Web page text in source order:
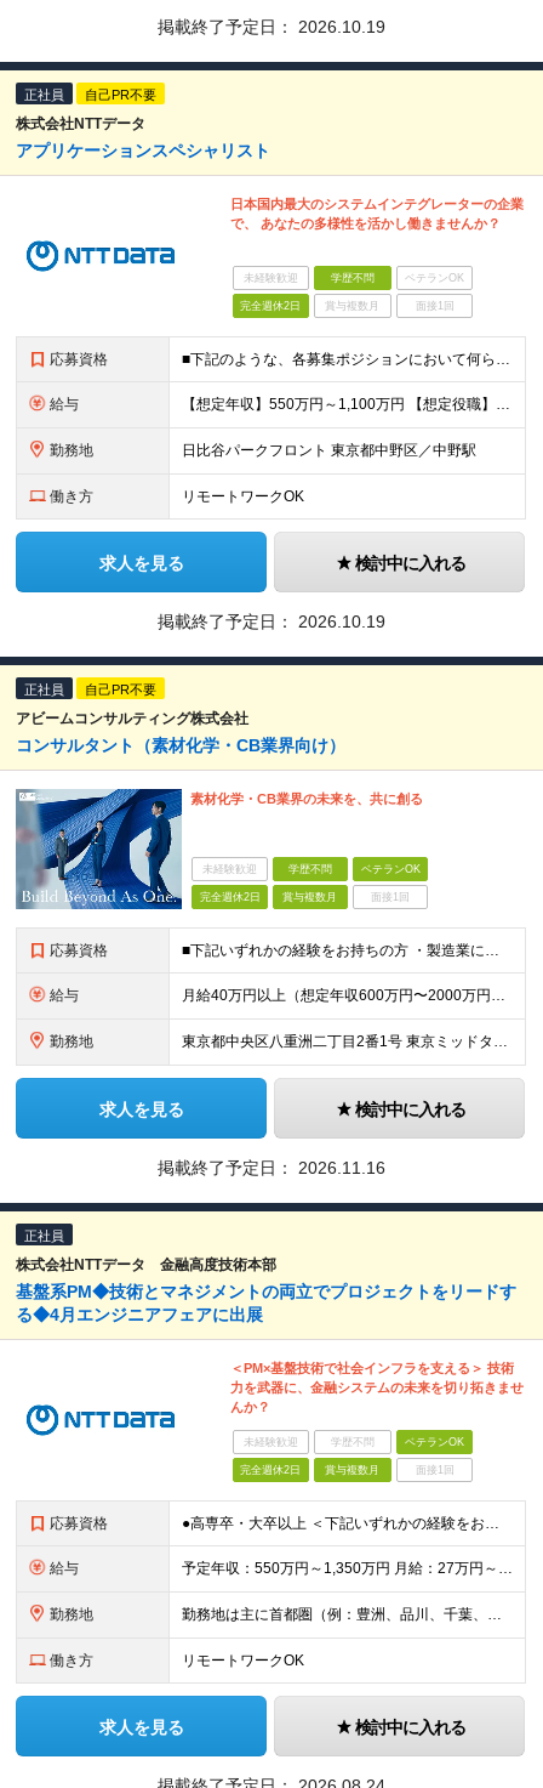
掲載終了予定日： 2026.10.19
正社員 自己PR不要
株式会社NTTデータ
アプリケーションスペシャリスト
日本国内最大のシステムインテグレーターの企業
で、 あなたの多様性を活かし働きませんか？
未経験歓迎 学歴不問 ベテランOK
完全週休2日 賞与複数月 面接1回
応募資格 ■下記のような、各募集ポジションにおいて何らかの知識・経験がある方 ・自身で実際に手を動かして設計・テストした経験や、設計書・テスト項目表のレビューを実施した経験 ・技術至上主義に陥らずにビジネスと
給与 【想定年収】550万円～1,100万円 【想定役職】 課長代理 主任 一般 ※これまでの経験・年齢などを考慮し、当社給与規則に基づき決定します。 ※詳細は面接時にお伝えします。
勤務地 日比谷パークフロント 東京都中野区／中野駅
働き方 リモートワークOK
求人を見る 検討中に入れる
掲載終了予定日： 2026.10.19
正社員 自己PR不要
アビームコンサルティング株式会社
コンサルタント（素材化学・CB業界向け）
素材化学・CB業界の未来を、共に創る
未経験歓迎 学歴不問 ベテランOK
完全週休2日 賞与複数月 面接1回
応募資格 ■下記いずれかの経験をお持ちの方 ・製造業におけるシステム導入PJのチームリード/チームメンバー経験 ・配下メンバーを率いてのタスク推進経験 ・製造業の事業部門における実務経験＋デジタル活用経験 ※
給与 月給40万円以上（想定年収600万円〜2000万円） ※経験・能力を考慮の上、当社規定により決定します。 ※賞与年2回支給 ※試用期間：原則6ヶ月（試用期間中の労働条件は本採用時と同様） ※残業代は全
勤務地 東京都中央区八重洲二丁目2番1号 東京ミッドタウン八重洲 八重洲セントラルタワー ※プロジェクトによりその他全国、海外あり ※在宅勤務制度、リモートワーク制度あり （変更の範囲）リモートワーク実施場
求人を見る 検討中に入れる
掲載終了予定日： 2026.11.16
正社員
株式会社NTTデータ 金融高度技術本部
基盤系PM◆技術とマネジメントの両立でプロジェクトをリードす
る◆4月エンジニアフェアに出展
＜PM×基盤技術で社会インフラを支える＞ 技術
力を武器に、金融システムの未来を切り拓きませ
んか？
未経験歓迎 学歴不問 ベテランOK
完全週休2日 賞与複数月 面接1回
応募資格 ●高専卒・大卒以上 ＜下記いずれかの経験をお持ちの方＞ ●基盤レイヤに関するシステム開発設計、構築に関わる実務経験をお持ちの方 ●上記ミッションを持つチームのマネジメント経験をお持ちの方 ※金融系シス
給与 予定年収：550万円～1,350万円 月給：27万円～68万円 ※詳細は面談時に説明があります ※経験・能力を十分に考慮のうえ当社規定により優遇 ※残業代は別途全額支給 ※専門業務型裁量労働制の場合あ
勤務地 勤務地は主に首都圏（例：豊洲、品川、千葉、横浜等） 【本社】 東京都江東区豊洲3-3-3 豊洲センタービル 変更の範囲：会社の定める事業所（リモートワーク含む）
働き方 リモートワークOK
求人を見る 検討中に入れる